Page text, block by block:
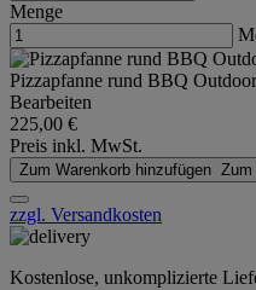
Menge
Pizzapfanne rund BBQ
Bearbeiten
225,00 €
Preis inkl. MwSt.
Zum Warenkorb hinzufügen Zum
zzgl. Versandkosten
Kostenlose, unkomplizierte